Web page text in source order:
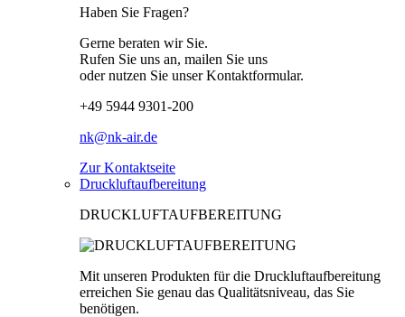
Haben Sie Fragen?
Gerne beraten wir Sie.
Rufen Sie uns an, mailen Sie uns
oder nutzen Sie unser Kontaktformular.
+49 5944 9301-200
nk@nk-air.de
Zur Kontaktseite
Druckluftaufbereitung
DRUCKLUFTAUFBEREITUNG
Mit unseren Produkten für die Druckluftaufbereitung
erreichen Sie genau das Qualitätsniveau, das Sie
benötigen.